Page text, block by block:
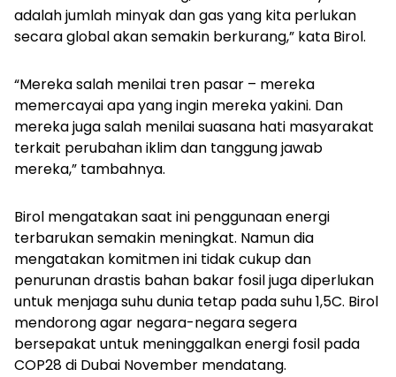
adalah jumlah minyak dan gas yang kita perlukan
secara global akan semakin berkurang,” kata Birol.
“Mereka salah menilai tren pasar – mereka
memercayai apa yang ingin mereka yakini. Dan
mereka juga salah menilai suasana hati masyarakat
terkait perubahan iklim dan tanggung jawab
mereka,” tambahnya.
Birol mengatakan saat ini penggunaan energi
terbarukan semakin meningkat. Namun dia
mengatakan komitmen ini tidak cukup dan
penurunan drastis bahan bakar fosil juga diperlukan
untuk menjaga suhu dunia tetap pada suhu 1,5C. Birol
mendorong agar negara-negara segera
bersepakat untuk meninggalkan energi fosil pada
COP28 di Dubai November mendatang.